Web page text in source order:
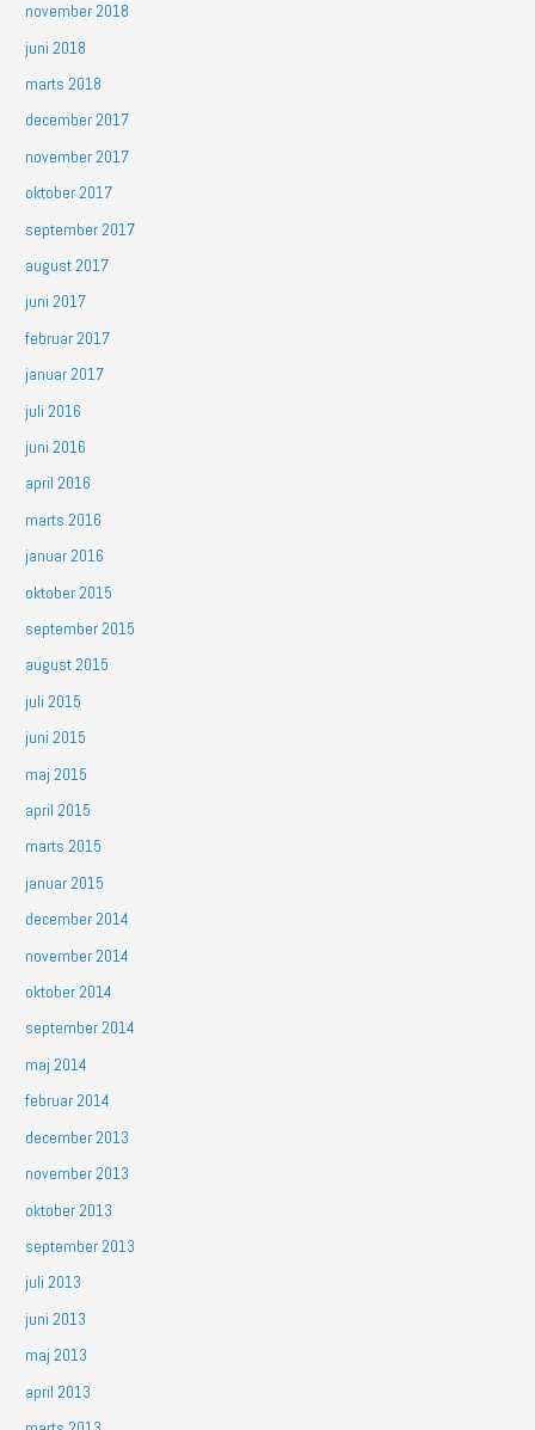
november 2018
juni 2018
marts 2018
december 2017
november 2017
oktober 2017
september 2017
august 2017
juni 2017
februar 2017
januar 2017
juli 2016
juni 2016
april 2016
marts 2016
januar 2016
oktober 2015
september 2015
august 2015
juli 2015
juni 2015
maj 2015
april 2015
marts 2015
januar 2015
december 2014
november 2014
oktober 2014
september 2014
maj 2014
februar 2014
december 2013
november 2013
oktober 2013
september 2013
juli 2013
juni 2013
maj 2013
april 2013